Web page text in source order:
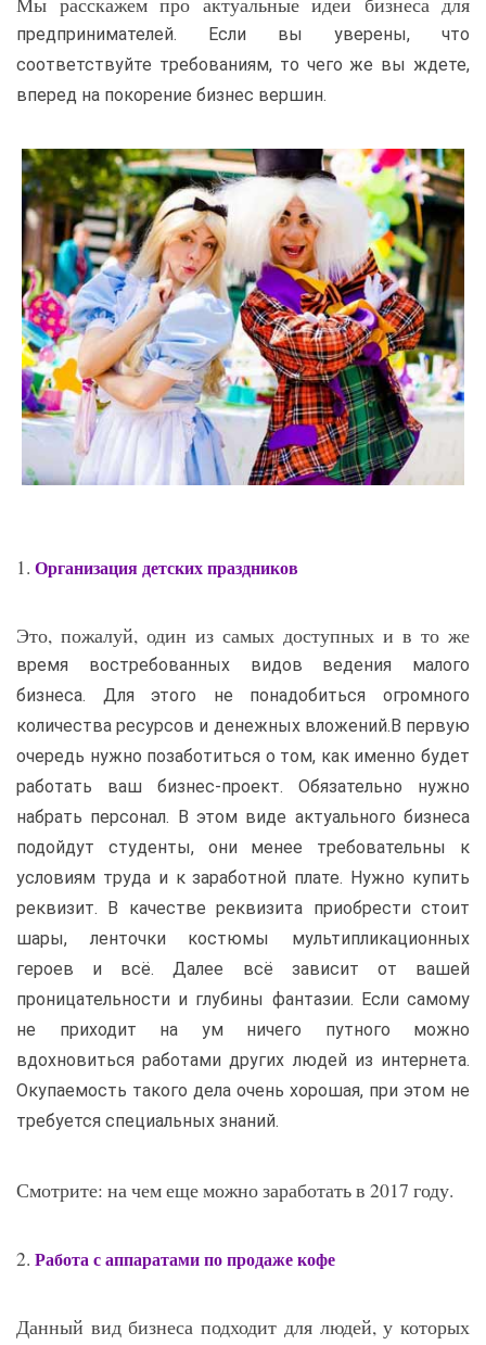
предпринимателей. Если вы уверены, что
соответствуйте требованиям, то чего же вы ждете,
вперед на покорение бизнес вершин.
1. Организация детских праздников
Это, пожалуй, один из самых доступных и в то же
время востребованных видов ведения малого
бизнеса. Для этого не понадобиться огромного
количества ресурсов и денежных вложений.В первую
очередь нужно позаботиться о том, как именно будет
работать ваш бизнес-проект. Обязательно нужно
набрать персонал. В этом виде актуального бизнеса
подойдут студенты, они менее требовательны к
условиям труда и к заработной плате. Нужно купить
реквизит. В качестве реквизита приобрести стоит
шары, ленточки костюмы мультипликационных
героев и всё. Далее всё зависит от вашей
проницательности и глубины фантазии. Если самому
не приходит на ум ничего путного можно
вдохновиться работами других людей из интернета.
Окупаемость такого дела очень хорошая, при этом не
требуется специальных знаний.
Смотрите: на чем еще можно заработать в 2017 году.
2. Работа с аппаратами по продаже кофе
Данный вид бизнеса подходит для людей, у которых